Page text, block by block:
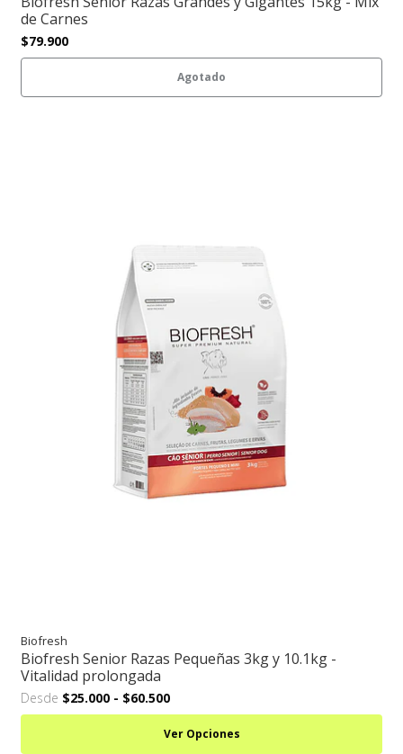
de Carnes
$79.900
Agotado
Biofresh
Biofresh Senior Razas Pequeñas 3kg y 10.1kg -
Vitalidad prolongada
Desde $25.000 - $60.500
Ver Opciones